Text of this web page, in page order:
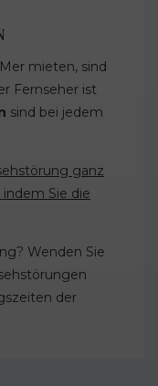
mieten, sind
Fernseher ist
sind bei jedem
ganz
Sie die
Wenden Sie
der